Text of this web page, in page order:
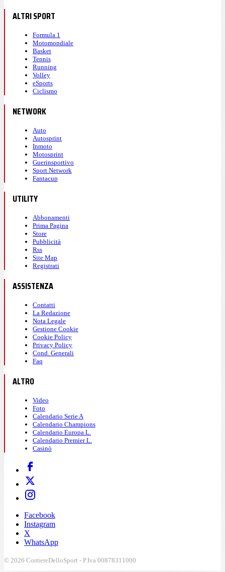
ALTRI SPORT
Formula 1
Motomondiale
Basket
Tennis
Running
Volley
eSports
Ciclismo
NETWORK
Auto
Autosprint
Inmoto
Motosprint
Guerinsportivo
Sport Network
Fantacup
UTILITY
Abbonamenti
Prima Pagina
Store
Pubblicità
Rss
Site Map
Registrati
ASSISTENZA
Contatti
La Redazione
Nota Legale
Gestione Cookie
Cookie Policy
Privacy Policy
Cond. Generali
Faq
ALTRO
Video
Foto
Calendario Serie A
Calendario Champions
Calendario Europa L.
Calendario Premier L.
Casinò
Facebook
Instagram
X
WhatsApp
© 2026 CorriereDelloSport - P.Iva 00878311000